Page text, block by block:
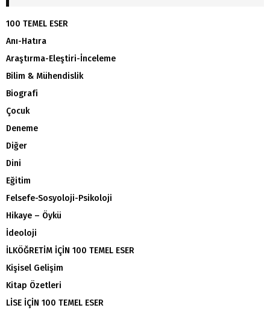
100 TEMEL ESER
Anı-Hatıra
Araştırma-Eleştiri-İnceleme
Bilim & Mühendislik
Biografi
Çocuk
Deneme
Diğer
Dini
Eğitim
Felsefe-Sosyoloji-Psikoloji
Hikaye – Öykü
İdeoloji
İLKÖĞRETİM İÇİN 100 TEMEL ESER
Kişisel Gelişim
Kitap Özetleri
LİSE İÇİN 100 TEMEL ESER